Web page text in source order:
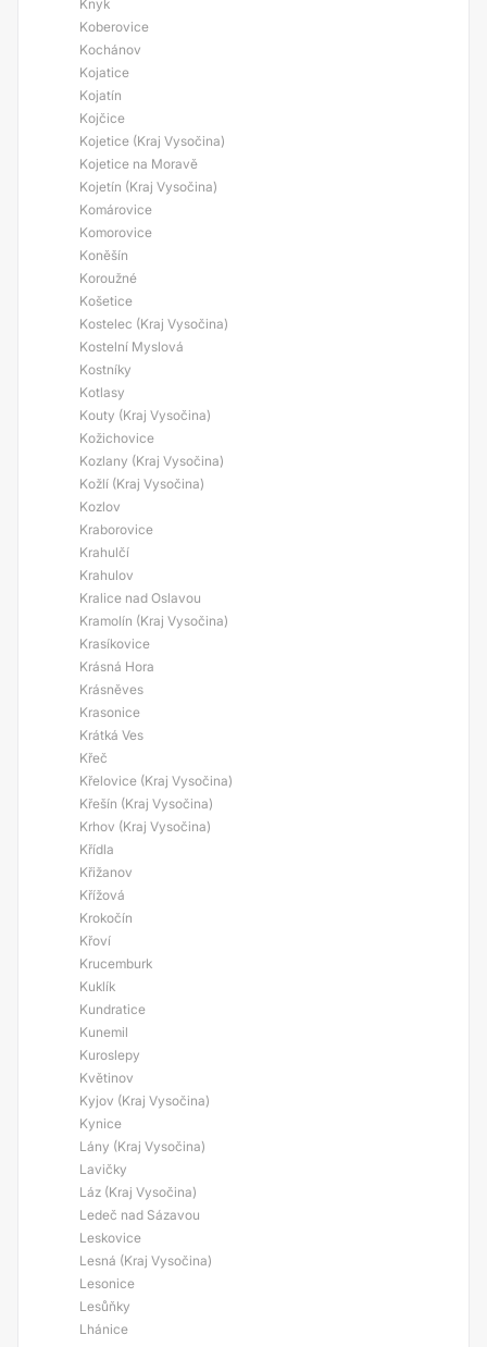
Knyk
Koberovice
Kochánov
Kojatice
Kojatín
Kojčice
Kojetice (Kraj Vysočina)
Kojetice na Moravě
Kojetín (Kraj Vysočina)
Komárovice
Komorovice
Koněšín
Koroužné
Košetice
Kostelec (Kraj Vysočina)
Kostelní Myslová
Kostníky
Kotlasy
Kouty (Kraj Vysočina)
Kožichovice
Kozlany (Kraj Vysočina)
Kožlí (Kraj Vysočina)
Kozlov
Kraborovice
Krahulčí
Krahulov
Kralice nad Oslavou
Kramolín (Kraj Vysočina)
Krasíkovice
Krásná Hora
Krásněves
Krasonice
Krátká Ves
Křeč
Křelovice (Kraj Vysočina)
Křešín (Kraj Vysočina)
Krhov (Kraj Vysočina)
Křídla
Křižanov
Křížová
Krokočín
Křoví
Krucemburk
Kuklík
Kundratice
Kunemil
Kuroslepy
Květinov
Kyjov (Kraj Vysočina)
Kynice
Lány (Kraj Vysočina)
Lavičky
Láz (Kraj Vysočina)
Ledeč nad Sázavou
Leskovice
Lesná (Kraj Vysočina)
Lesonice
Lesůňky
Lhánice